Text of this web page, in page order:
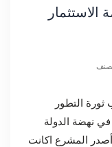
التطور
نهضة الدولة
أصدر المشرع اكانت